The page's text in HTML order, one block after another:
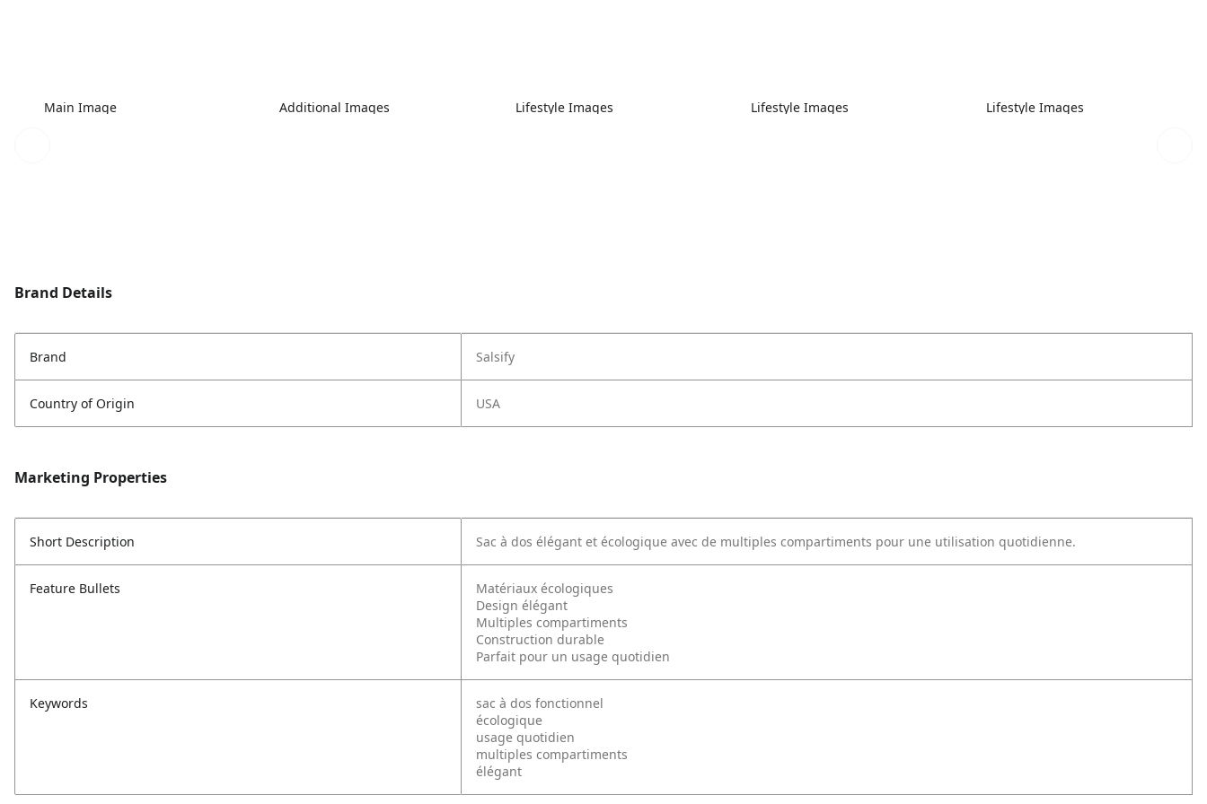
Main Image Additional Images Lifestyle Images Lifestyle Images Lifestyle Images
Brand Details
Brand Salsify
Country of Origin USA
Marketing Properties
Short Description Sac à dos élégant et écologique avec de multiples compartiments pour une utilisation quotidienne.
Feature Bullets
Matériaux écologiques
Design élégant
Multiples compartiments
Construction durable
Parfait pour un usage quotidien
Keywords
sac à dos fonctionnel
écologique
usage quotidien
multiples compartiments
élégant